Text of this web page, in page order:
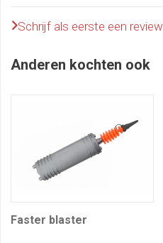
Schrijf als eerste een review
Anderen kochten ook
Faster blaster